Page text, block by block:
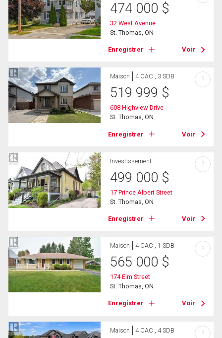
474 000 $
32 West Avenue
St. Thomas, ON
Enregistrer Voir
Maison 4 CAC , 3 SDB
519 999 $
608 Highview Drive
St. Thomas, ON
Enregistrer Voir
?
Investissement
499 000 $
17 Prince Albert Street
St. Thomas, ON
Enregistrer Voir
?
Maison 4 CAC , 1 SDB
565 000 $
174 Elm Street
St. Thomas, ON
Enregistrer Voir
?
Maison 4 CAC , 4 SDB ?